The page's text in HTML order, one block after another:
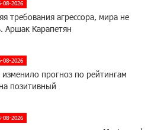
08-2026
требования агрессора, мира не
Аршак Карапетян
08-2026
изменило прогноз по рейтингам
позитивный
08-2026